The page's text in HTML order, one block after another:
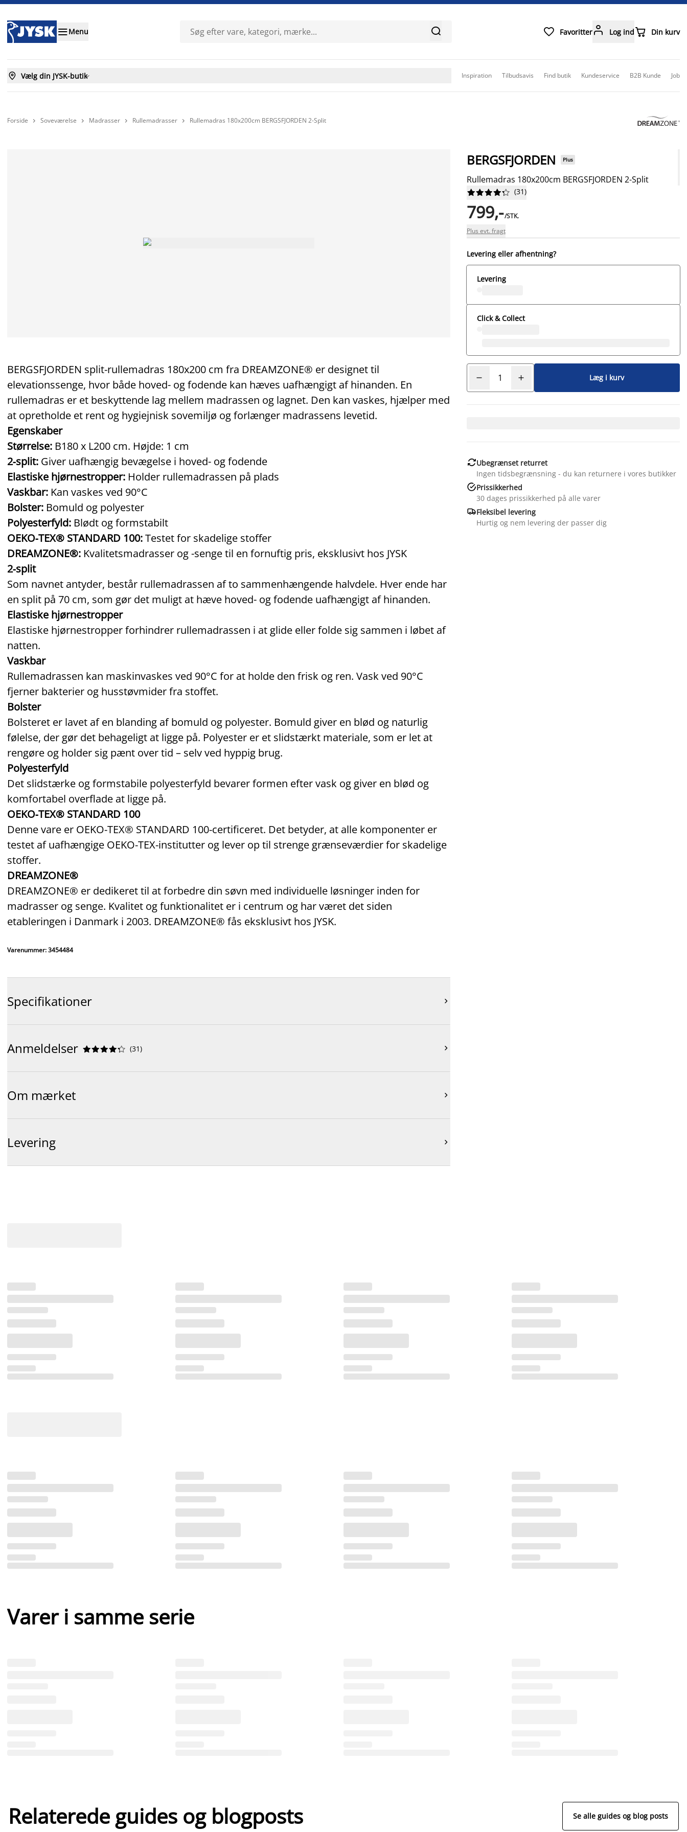
Menu   Favoritter Log ind Din kurv
 Vælg din JYSK-butik Inspiration Tilbudsavis Find butik Kundeservice B2B Kunde Job
Forside  Soveværelse  Madrasser  Rullemadrasser  Rullemadras 180x200cm BERGSFJORDEN 2-Split
BERGSFJORDEN split‑rullemadras 180x200 cm fra DREAMZONE® er designet til
elevationssenge, hvor både hoved- og fodende kan hæves uafhængigt af hinanden. En
rullemadras er et beskyttende lag mellem madrassen og lagnet. Den kan vaskes, hjælper med
at opretholde et rent og hygiejnisk sovemiljø og forlænger madrassens levetid.
Egenskaber
Størrelse: B180 x L200 cm. Højde: 1 cm
2‑split: Giver uafhængig bevægelse i hoved- og fodende
Elastiske hjørnestropper: Holder rullemadrassen på plads
Vaskbar: Kan vaskes ved 90°C
Bolster: Bomuld og polyester
Polyesterfyld: Blødt og formstabilt
OEKO‑TEX® STANDARD 100:Testet for skadelige stoffer
DREAMZONE®: Kvalitetsmadrasser og -senge til en fornuftig pris, eksklusivt hos JYSK
2‑split
Som navnet antyder, består rullemadrassen af to sammenhængende halvdele. Hver ende har
en split på 70 cm, som gør det muligt at hæve hoved- og fodende uafhængigt af hinanden.
Elastiske hjørnestropper
Elastiske hjørnestropper forhindrer rullemadrassen i at glide eller folde sig sammen i løbet af
natten.
Vaskbar
Rullemadrassen kan maskinvaskes ved 90°C for at holde den frisk og ren. Vask ved 90°C
fjerner bakterier og husstøvmider fra stoffet.
Bolster
Bolsteret er lavet af en blanding af bomuld og polyester. Bomuld giver en blød og naturlig
følelse, der gør det behageligt at ligge på. Polyester er et slidstærkt materiale, som er let at
rengøre og holder sig pænt over tid – selv ved hyppig brug.
Polyesterfyld
Det slidstærke og formstabile polyesterfyld bevarer formen efter vask og giver en blød og
komfortabel overflade at ligge på.
OEKO‑TEX® STANDARD 100
Denne vare er OEKO‑TEX® STANDARD 100‑certificeret. Det betyder, at alle komponenter er
testet af uafhængige OEKO‑TEX‑institutter og lever op til strenge grænseværdier for skadelige
stoffer.
DREAMZONE®
DREAMZONE® er dedikeret til at forbedre din søvn med individuelle løsninger inden for
madrasser og senge. Kvalitet og funktionalitet er i centrum og har været det siden
etableringen i Danmark i 2003. DREAMZONE® fås eksklusivt hos JYSK.
Varenummer: 3454484
Specifikationer 
Anmeldelser 




 (31) 
Om mærket 
Levering 
BERGSFJORDEN Plus
Rullemadras 180x200cm BERGSFJORDEN 2-Split





 (31)
799,-/STK.
Plus evt. fragt
Levering eller afhentning?
Levering
Click & Collect
Læg i kurv
Ubegrænset returret
Ingen tidsbegrænsning - du kan returnere i vores butikker
Prissikkerhed
30 dages prissikkerhed på alle varer
Fleksibel levering
Hurtig og nem levering der passer dig
Varer i samme serie
Relaterede guides og blogposts Se alle guides og blog posts